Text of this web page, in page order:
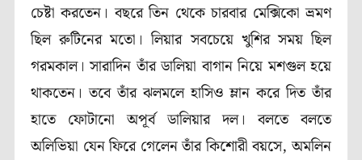
চেষ্টা করতেন। বছরে তিন থেকে চারবার মেক্সিকো ভ্রমণ
ছিল রুটিনের মতো। লিয়ার সবচেয়ে খুশির সময় ছিল
গরমকাল। সারাদিন তাঁর ডালিয়া বাগান নিয়ে মশগুল হয়ে
থাকতেন। তবে তাঁর ঝলমলে হাসিও ম্লান করে দিত তাঁর
হাতে ফোটানো অপূর্ব ডালিয়ার দল। বলতে বলতে
অলিভিয়া যেন ফিরে গেলেন তাঁর কিশোরী বয়সে, অমলিন